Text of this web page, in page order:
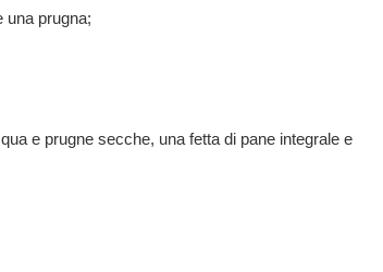
una prugna;
e prugne secche, una fetta di pane integrale e